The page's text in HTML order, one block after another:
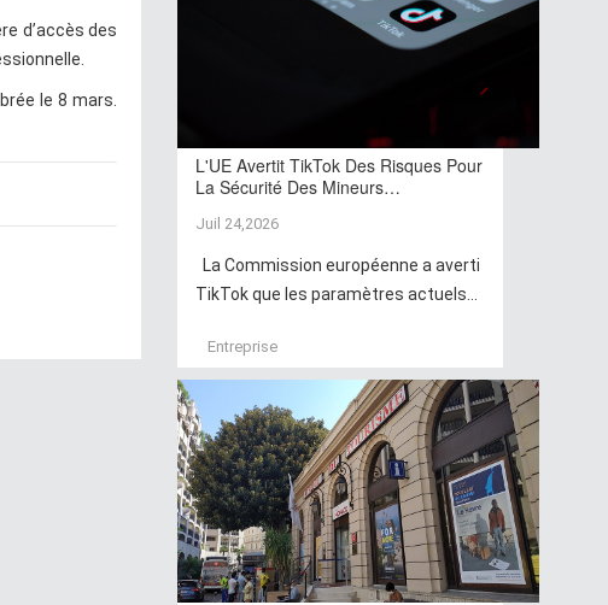
d’accès des
le 8 mars.
L'UE Avertit TikTok Des Risques Pour
La Sécurité Des Mineurs…
Juil 24,2026
La Commission européenne a averti
TikTok que les paramètres actuels...
Entreprise